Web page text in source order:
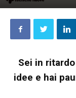
Sei in
idee e hai